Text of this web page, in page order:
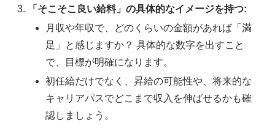
「そこそこ良い給料」の具体的なイメージを持つ:
月収や年収で、どのくらいの金額があれば「満
足」と感じますか？ 具体的な数字を出すこと
で、目標が明確になります。
初任給だけでなく、昇給の可能性や、将来的な
キャリアパスでどこまで収入を伸ばせるかも確
認しましょう。